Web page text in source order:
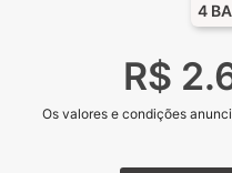
4
R$
Os valores e condições